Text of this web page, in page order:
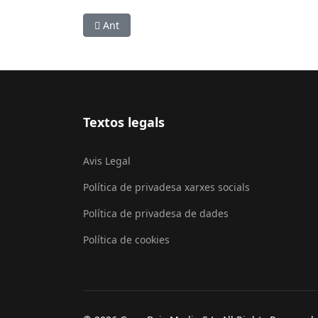
Article anterior: Castelldefels tornarà a acollir
Ant
Textos legals
Avis Legal
Política de privadesa xarxes socials
Política de privadesa de dades
Política de cookies